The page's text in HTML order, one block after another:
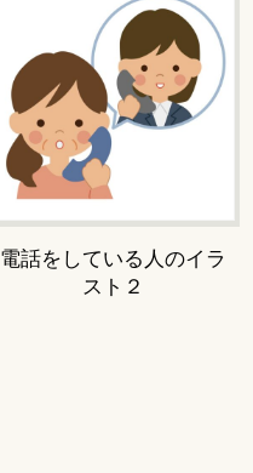
電話をしている人のイラ
スト２